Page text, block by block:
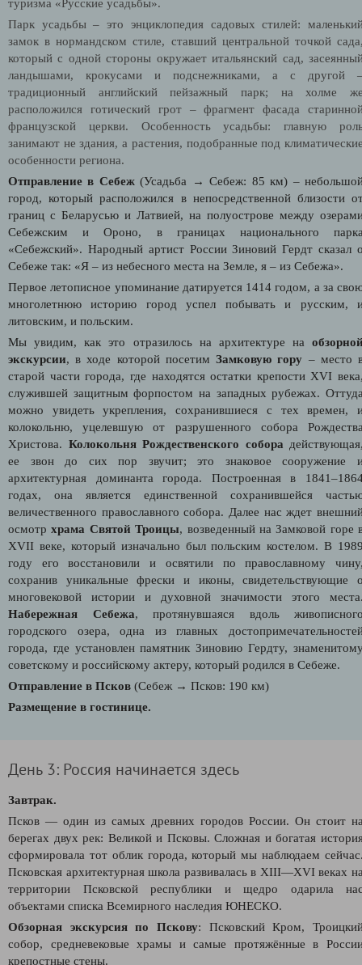
туризма «Русские усадьбы».
Парк усадьбы – это энциклопедия садовых стилей:
замок в нормандском стиле, ставший центральной точкой
который с одной стороны окружает итальянский сад,
ландышами, крокусами и подснежниками, а с другой
традиционный английский пейзажный парк; на холме
расположился готический грот – фрагмент фасада
французской церкви. Особенность усадьбы: главную
занимают не здания, а растения, подобранные под
особенности региона.
Отправление в Себеж(Усадьба
→ Себеж: 85 км) –
город, который расположился в непосредственной близости
границ с Беларусью и Латвией, на полуострове между
Себежским и Ороно, в границах национального
«Себежский». Народный артист России Зиновий Гердт сказал
Себеже так: «Я – из небесного места на Земле, я – из Себежа».
Первое летописное упоминание датируется 1414 годом, а за
многолетнюю историю город успел побывать и русским,
литовским, и польским.
Мы увидим, как это отразилось на архитектуре на
экскурсии, в ходе которой посетимЗамковую гору – место
старой части города, где находятся остатки крепости XVI
служившей защитным форпостом на западных рубежах.
можно увидеть укрепления, сохранившиеся с тех времен,
колокольню, уцелевшую от разрушенного собора
Христова. Колокольня Рождественского собора
ее звон до сих пор звучит; это знаковое сооружение
архитектурная доминанта города. Построенная в
годах, она является единственной сохранившейся
величественного православного собора. Далее нас ждет
осмотрхрама Святой Троицы, возведенный на Замковой горе
XVII веке, который изначально был польским костелом. В
году его восстановили и освятили по православному
сохранив уникальные фрески и иконы, свидетельствующие
многовековой истории и духовной значимости этого
Набережная Себежа, протянувшаяся вдоль
городского озера, одна из главных
города, где установлен памятник Зиновию Гердту,
советскому и российскому актеру, который родился в Себеже.
Отправление в Псков (Себеж → Псков: 190 км)
Размещение в гостинице.
День 3: Россия начинается здесь
Завтрак.
Псков — один из самых древних городов России. Он стоит
берегах двух рек: Великой и Псковы. Сложная и богатая
сформировала тот облик города, который мы наблюдаем
Псковская архитектурная школа развивалась в XIII—XVI веках
территории Псковской республики и щедро одарила
объектами списка Всемирного наследия ЮНЕСКО.
Обзорная экскурсия по Пскову: Псковский Кром,
собор, средневековые храмы и самые протяжённые в
крепостные стены.